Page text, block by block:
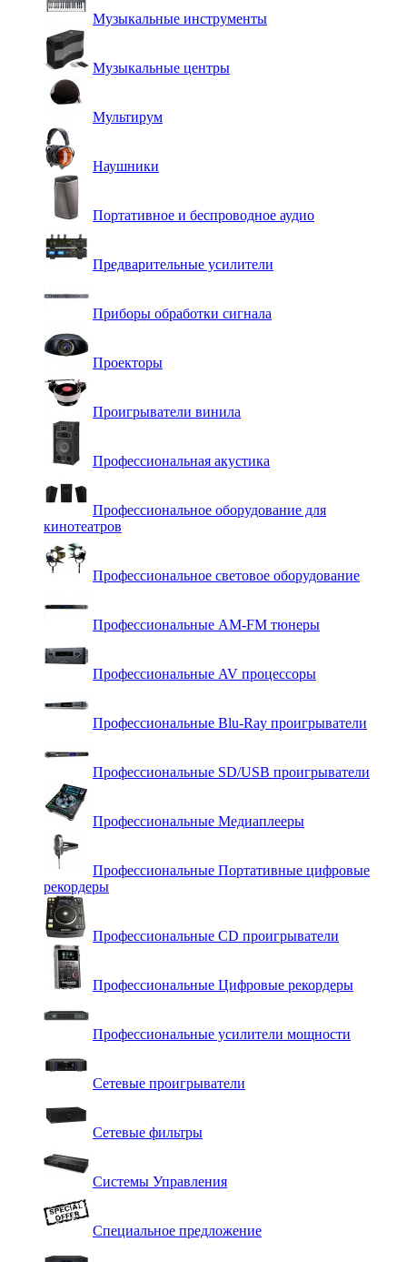
Музыкальные инструменты
Музыкальные центры
Мультирум
Наушники
Портативное и беспроводное аудио
Предварительные усилители
Приборы обработки сигнала
Проекторы
Проигрыватели винила
Профессиональная акустика
Профессиональное оборудование для
кинотеатров
Профессиональное световое оборудование
Профессиональные AM-FM тюнеры
Профессиональные AV процессоры
Профессиональные Blu-Ray проигрыватели
Профессиональные SD/USB проигрыватели
Профессиональные Медиаплееры
Профессиональные Портативные цифровые
рекордеры
Профессиональные СD проигрыватели
Профессиональные Цифровые рекордеры
Профессиональные усилители мощности
Сетевые проигрыватели
Сетевые фильтры
Системы Управления
Специальное предложение